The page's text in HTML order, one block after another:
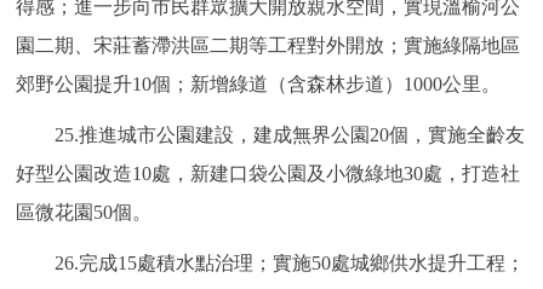
得感；進一步向市民群眾擴大開放親水空間，實現溫榆河公
園二期、宋莊蓄滯洪區二期等工程對外開放；實施綠隔地區
郊野公園提升10個；新增綠道（含森林步道）1000公里。
25.推進城市公園建設，建成無界公園20個，實施全齡友
好型公園改造10處，新建口袋公園及小微綠地30處，打造社
區微花園50個。
26.完成15處積水點治理；實施50處城鄉供水提升工程；